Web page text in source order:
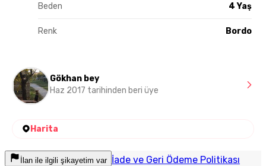
Beden 4 Yaş
Renk Bordo
Gökhan bey
Haz 2017 tarihinden beri üye
Harita
İlan ile ilgili şikayetim var İade ve Geri Ödeme Politikası